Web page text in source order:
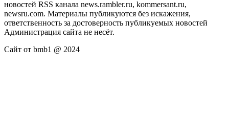
новостей RSS канала news.rambler.ru, kommersant.ru,
newsru.com. Материалы публикуются без искажения,
ответственность за достоверность публикуемых новостей
Администрация сайта не несёт.
Сайт от bmb1 @ 2024